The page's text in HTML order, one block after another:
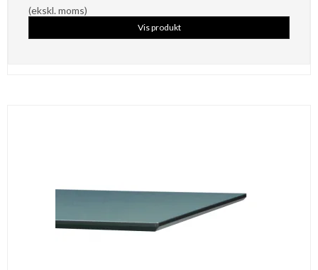
(ekskl. moms)
Vis produkt